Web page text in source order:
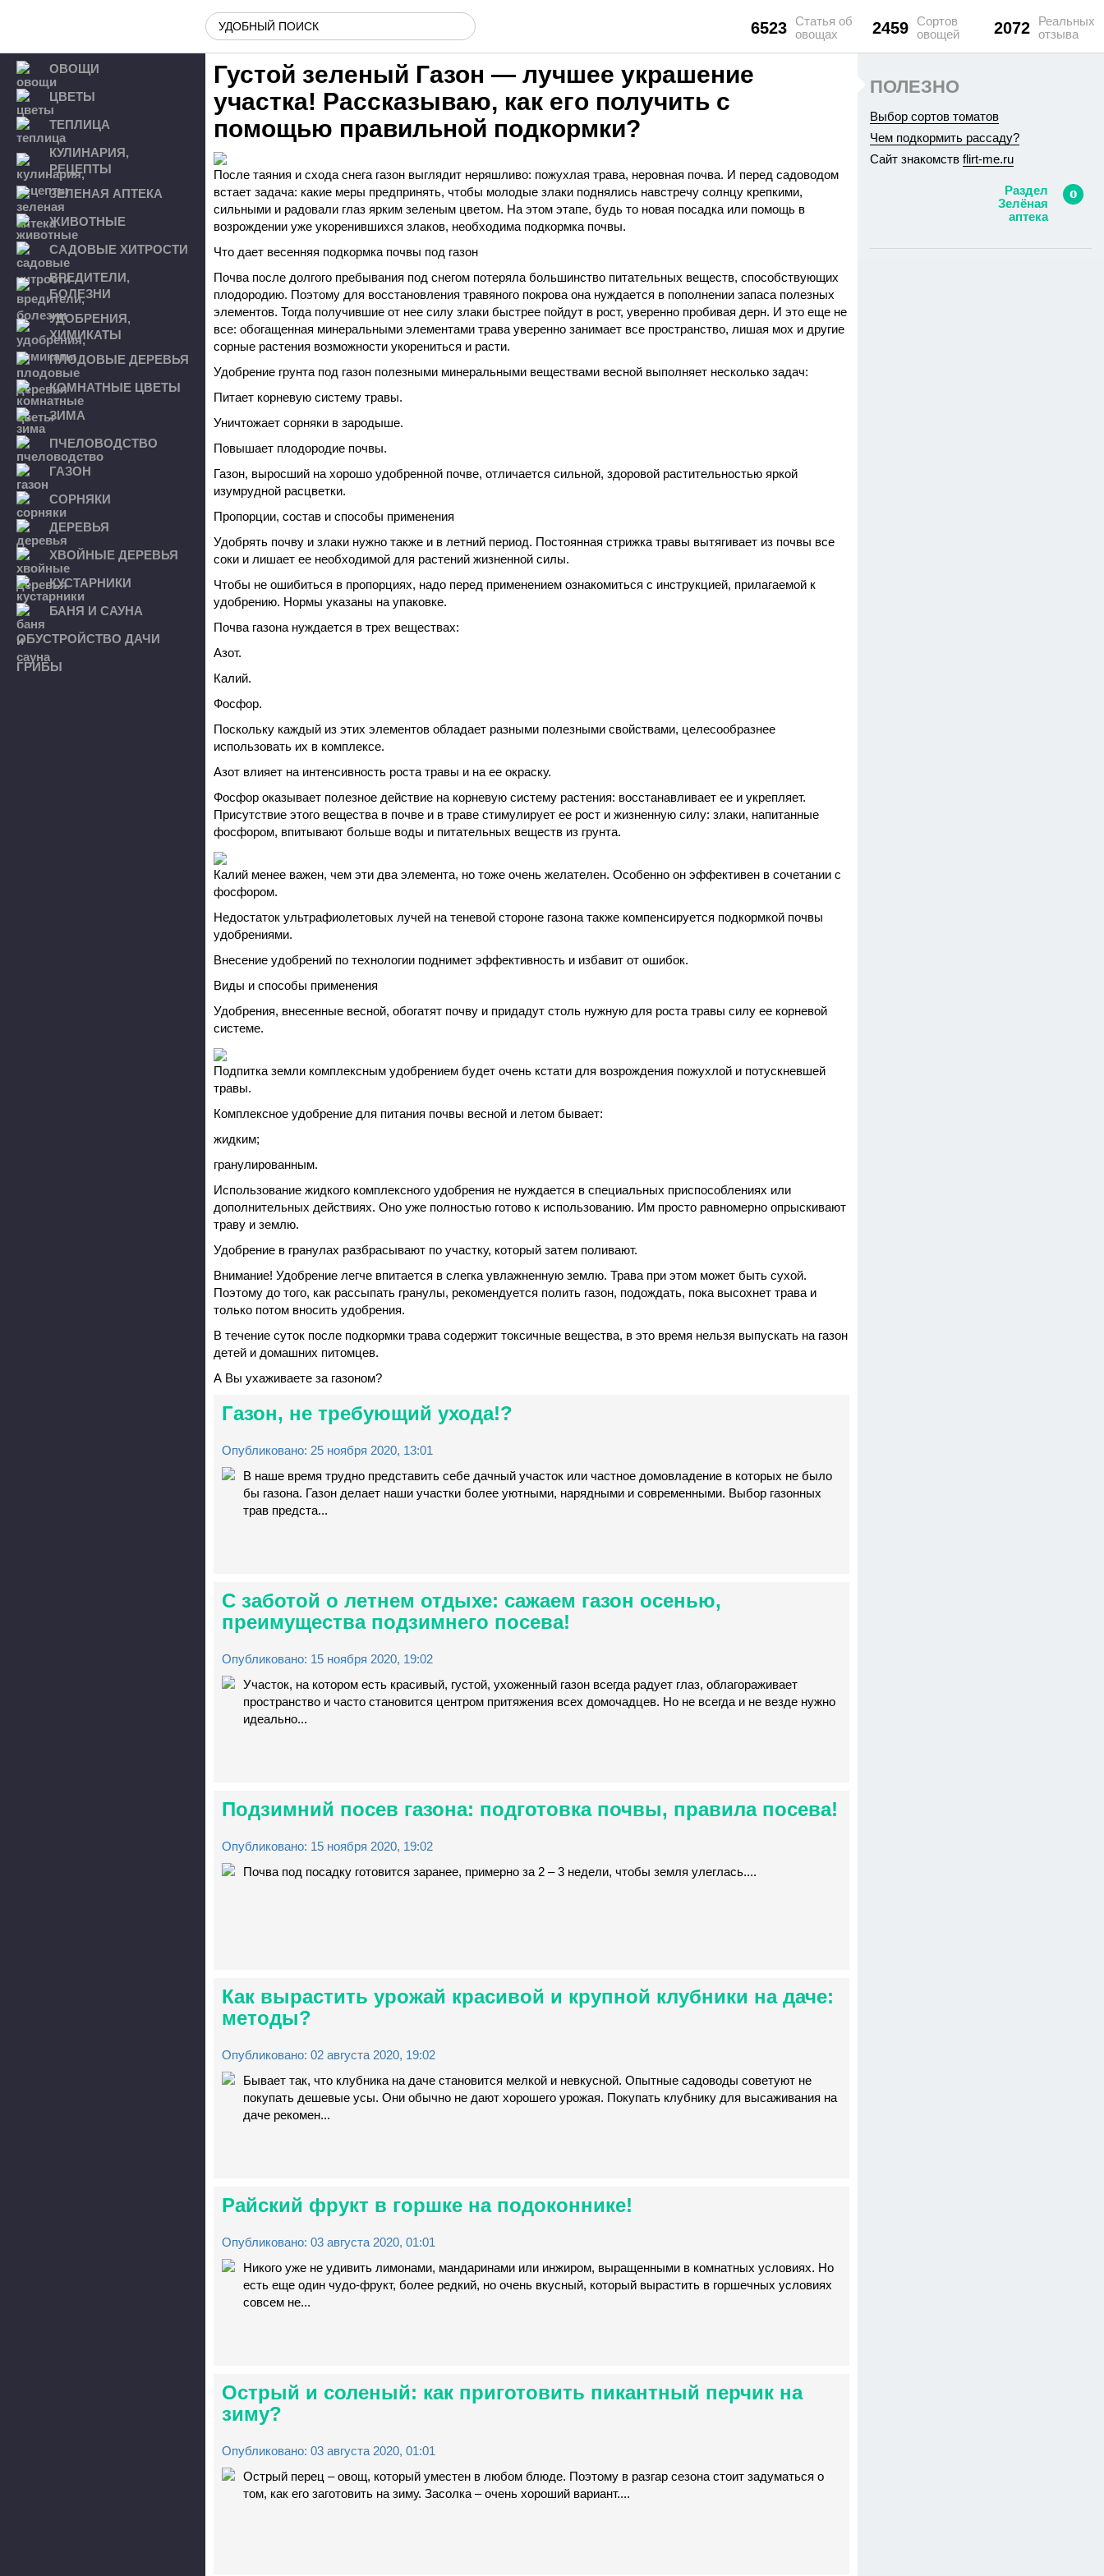
ОВОЩИ
ЦВЕТЫ
ТЕПЛИЦА
КУЛИНАРИЯ,
РЕЦЕПТЫ
ЗЕЛЕНАЯ АПТЕКА
ЖИВОТНЫЕ
САДОВЫЕ ХИТРОСТИ
ВРЕДИТЕЛИ,
БОЛЕЗНИ
УДОБРЕНИЯ,
ХИМИКАТЫ
ПЛОДОВЫЕ ДЕРЕВЬЯ
КОМНАТНЫЕ ЦВЕТЫ
ЗИМА
ПЧЕЛОВОДСТВО
ГАЗОН
СОРНЯКИ
ДЕРЕВЬЯ
ХВОЙНЫЕ ДЕРЕВЬЯ
КУСТАРНИКИ
БАНЯ И САУНА
ОБУСТРОЙСТВО ДАЧИ
ГРИБЫ
6523
Статья об
овощах
2459
Сортов
овощей
2072
Реальных
отзыва
Густой зеленый Газон — лучшее украшение
участка! Рассказываю, как его получить с
помощью правильной подкормки?
После таяния и схода снега газон выглядит неряшливо: пожухлая трава, неровная почва. И перед садоводом
встает задача: какие меры предпринять, чтобы молодые злаки поднялись навстречу солнцу крепкими,
сильными и радовали глаз ярким зеленым цветом. На этом этапе, будь то новая посадка или помощь в
возрождении уже укоренившихся злаков, необходима подкормка почвы.
Что дает весенняя подкормка почвы под газон
Почва после долгого пребывания под снегом потеряла большинство питательных веществ, способствующих
плодородию. Поэтому для восстановления травяного покрова она нуждается в пополнении запаса полезных
элементов. Тогда получившие от нее силу злаки быстрее пойдут в рост, уверенно пробивая дерн. И это еще не
все: обогащенная минеральными элементами трава уверенно занимает все пространство, лишая мох и другие
сорные растения возможности укорениться и расти.
Удобрение грунта под газон полезными минеральными веществами весной выполняет несколько задач:
Питает корневую систему травы.
Уничтожает сорняки в зародыше.
Повышает плодородие почвы.
Газон, выросший на хорошо удобренной почве, отличается сильной, здоровой растительностью яркой
изумрудной расцветки.
Пропорции, состав и способы применения
Удобрять почву и злаки нужно также и в летний период. Постоянная стрижка травы вытягивает из почвы все
соки и лишает ее необходимой для растений жизненной силы.
Чтобы не ошибиться в пропорциях, надо перед применением ознакомиться с инструкцией, прилагаемой к
удобрению. Нормы указаны на упаковке.
Почва газона нуждается в трех веществах:
Азот.
Калий.
Фосфор.
Поскольку каждый из этих элементов обладает разными полезными свойствами, целесообразнее
использовать их в комплексе.
Азот влияет на интенсивность роста травы и на ее окраску.
Фосфор оказывает полезное действие на корневую систему растения: восстанавливает ее и укрепляет.
Присутствие этого вещества в почве и в траве стимулирует ее рост и жизненную силу: злаки, напитанные
фосфором, впитывают больше воды и питательных веществ из грунта.
Калий менее важен, чем эти два элемента, но тоже очень желателен. Особенно он эффективен в сочетании с
фосфором.
Недостаток ультрафиолетовых лучей на теневой стороне газона также компенсируется подкормкой почвы
удобрениями.
Внесение удобрений по технологии поднимет эффективность и избавит от ошибок.
Виды и способы применения
Удобрения, внесенные весной, обогатят почву и придадут столь нужную для роста травы силу ее корневой
системе.
Подпитка земли комплексным удобрением будет очень кстати для возрождения пожухлой и потускневшей
травы.
Комплексное удобрение для питания почвы весной и летом бывает:
жидким;
гранулированным.
Использование жидкого комплексного удобрения не нуждается в специальных приспособлениях или
дополнительных действиях. Оно уже полностью готово к использованию. Им просто равномерно опрыскивают
траву и землю.
Удобрение в гранулах разбрасывают по участку, который затем поливают.
Внимание! Удобрение легче впитается в слегка увлажненную землю. Трава при этом может быть сухой.
Поэтому до того, как рассыпать гранулы, рекомендуется полить газон, подождать, пока высохнет трава и
только потом вносить удобрения.
В течение суток после подкормки трава содержит токсичные вещества, в это время нельзя выпускать на газон
детей и домашних питомцев.
А Вы ухаживаете за газоном?
Газон, не требующий ухода!?
Опубликовано: 25 ноября 2020, 13:01
В наше время трудно представить себе дачный участок или частное домовладение в которых не было
бы газона. Газон делает наши участки более уютными, нарядными и современными. Выбор газонных
трав предста...
С заботой о летнем отдыхе: сажаем газон осенью,
преимущества подзимнего посева!
Опубликовано: 15 ноября 2020, 19:02
Участок, на котором есть красивый, густой, ухоженный газон всегда радует глаз, облагораживает
пространство и часто становится центром притяжения всех домочадцев. Но не всегда и не везде нужно
идеально...
Подзимний посев газона: подготовка почвы, правила посева!
Опубликовано: 15 ноября 2020, 19:02
Почва под посадку готовится заранее, примерно за 2 – 3 недели, чтобы земля улеглась....
Как вырастить урожай красивой и крупной клубники на даче:
методы?
Опубликовано: 02 августа 2020, 19:02
Бывает так, что клубника на даче становится мелкой и невкусной. Опытные садоводы советуют не
покупать дешевые усы. Они обычно не дают хорошего урожая. Покупать клубнику для высаживания на
даче рекомен...
Райский фрукт в горшке на подоконнике!
Опубликовано: 03 августа 2020, 01:01
Никого уже не удивить лимонами, мандаринами или инжиром, выращенными в комнатных условиях. Но
есть еще один чудо-фрукт, более редкий, но очень вкусный, который вырастить в горшечных условиях
совсем не...
Острый и соленый: как приготовить пикантный перчик на
зиму?
Опубликовано: 03 августа 2020, 01:01
Острый перец – овощ, который уместен в любом блюде. Поэтому в разгар сезона стоит задуматься о
том, как его заготовить на зиму. Засолка – очень хороший вариант....
ПОЛЕЗНО
Выбор сортов томатов
Чем подкормить рассаду?
Сайт знакомств flirt-me.ru
Раздел
Зелёная
аптека